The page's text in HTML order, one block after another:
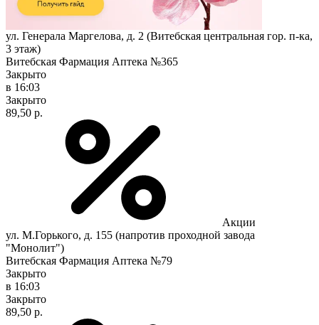
ул. Генерала Маргелова, д. 2 (Витебская центральная гор. п-ка,
3 этаж)
Витебская Фармация Аптека №365
Закрыто
в 16:03
Закрыто
89,50 р.
Акции
ул. М.Горького, д. 155 (напротив проходной завода
"Монолит")
Витебская Фармация Аптека №79
Закрыто
в 16:03
Закрыто
89,50 р.